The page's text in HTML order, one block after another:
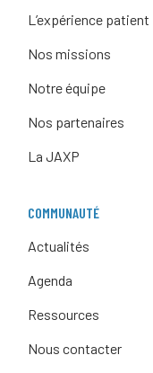
L’expérience patient
Nos missions
Notre équipe
Nos partenaires
La JAXP
COMMUNAUTÉ
Actualités
Agenda
Ressources
Nous contacter